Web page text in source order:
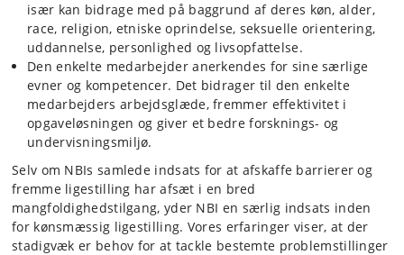
især kan bidrage med på baggrund af deres køn, alder,
race, religion, etniske oprindelse, seksuelle orientering,
uddannelse, personlighed og livsopfattelse.
Den enkelte medarbejder anerkendes for sine særlige
evner og kompetencer. Det bidrager til den enkelte
medarbejders arbejdsglæde, fremmer effektivitet i
opgaveløsningen og giver et bedre forsknings- og
undervisningsmiljø.
Selv om NBIs samlede indsats for at afskaffe barrierer og
fremme ligestilling har afsæt i en bred
mangfoldighedstilgang, yder NBI en særlig indsats inden
for kønsmæssig ligestilling. Vores erfaringer viser, at der
stadigvæk er behov for at tackle bestemte problemstillinger